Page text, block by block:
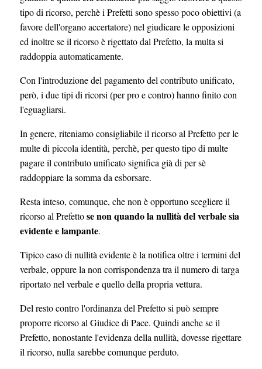
tipo di ricorso, perchè i Prefetti sono spesso poco obiettivi (a
favore dell'organo accertatore) nel giudicare le opposizioni
ed inoltre se il ricorso è rigettato dal Prefetto, la multa si
raddoppia automaticamente.
Con l'introduzione del pagamento del contributo unificato,
però, i due tipi di ricorsi (per pro e contro) hanno finito con
l'eguagliarsi.
In genere, riteniamo consigliabile il ricorso al Prefetto per le
multe di piccola identità, perchè, per questo tipo di multe
pagare il contributo unificato significa già di per sè
raddoppiare la somma da esborsare.
Resta inteso, comunque, che non è opportuno scegliere il
ricorso al Prefettose non quando la nullità del verbale sia
evidente e lampante.
Tipico caso di nullità evidente è la notifica oltre i termini del
verbale, oppure la non corrispondenza tra il numero di targa
riportato nel verbale e quello della propria vettura.
Del resto contro l'ordinanza del Prefetto si può sempre
proporre ricorso al Giudice di Pace. Quindi anche se il
Prefetto, nonostante l'evidenza della nullità, dovesse rigettare
il ricorso, nulla sarebbe comunque perduto.